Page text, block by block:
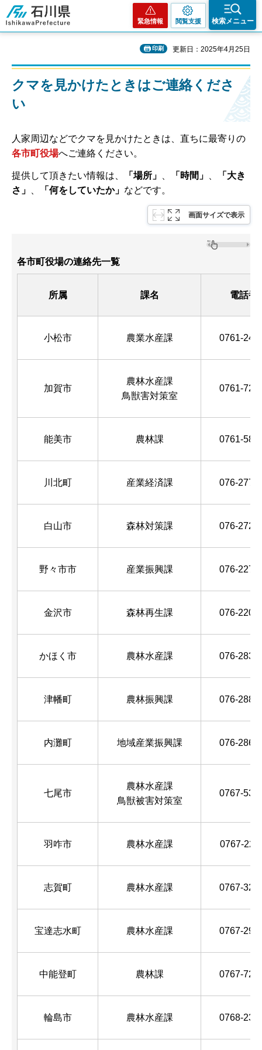
石川県
緊急情報 閲覧支援 検索メニュー
印刷 更新日：2025年4月25日
クマを見かけたときはご連絡くださ
い
人家周辺などでクマを見かけたときは、直ちに最寄りの
各市町役場へご連絡ください。
提供して頂きたい情報は、 「場所」 「時間」
「大き
さ」
「何をしていたか」 などです。
画面サイズで表示
各市町役場の連絡先一覧
所属 課名 電話番
小松市 農業水産課 0761-24-
加賀市
農林水産課
鳥獣害対策室
0761-72-
能美市 農林課 0761-58-
川北町 産業経済課 076-277-
白山市 森林対策課 076-272-
野々市市 産業振興課 076-227-
金沢市 森林再生課 076-220-
かほく市 農林水産課 076-283-
津幡町 農林振興課 076-288-
内灘町 地域産業振興課 076-286-
七尾市
農林水産課
鳥獣被害対策室
0767-53-
羽咋市 農林水産課 0767-22-
志賀町 農林水産課 0767-32-
宝達志水町 農林水産課 0767-29-
中能登町 農林課 0767-72-
輪島市 農林水産課 0768-23-